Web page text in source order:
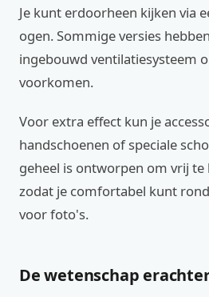
Je kunt erdoorheen kijken via
ogen. Sommige versies
ingebouwd ventilatiesysteem
voorkomen.
Voor extra effect kun je
handschoenen of speciale
geheel is ontworpen om vrij te
zodat je comfortabel kunt
voor foto's.
De wetenschap